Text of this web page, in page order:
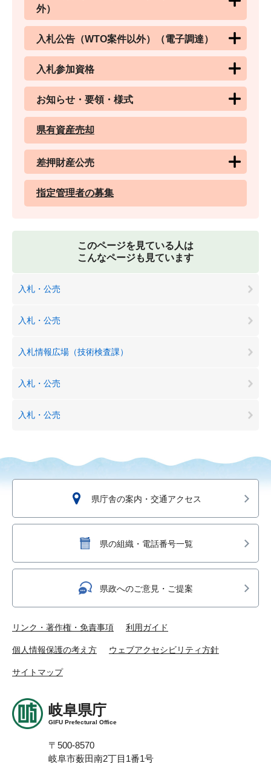
外）
入札公告（WTO案件以外）（電子調達）
入札参加資格
お知らせ・要領・様式
県有資産売却
差押財産公売
指定管理者の募集
このページを見ている人は
こんなページも見ています
入札・公売
入札・公売
入札情報広場（技術検査課）
入札・公売
入札・公売
県庁舎の案内・交通アクセス
県の組織・電話番号一覧
県政へのご意見・ご提案
リンク・著作権・免責事項 利用ガイド
個人情報保護の考え方 ウェブアクセシビリティ方針
サイトマップ
岐阜県庁
GIFU Prefectural Office
〒500-8570
岐阜市薮田南2丁目1番1号